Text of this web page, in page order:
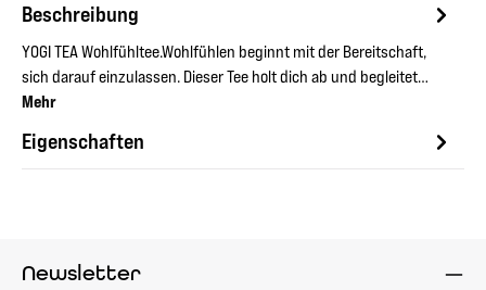
Beschreibung
YOGI TEA Wohlfühltee.Wohlfühlen beginnt mit der Bereitschaft,
sich darauf einzulassen. Dieser Tee holt dich ab und begleitet…
Mehr
Eigenschaften
Newsletter